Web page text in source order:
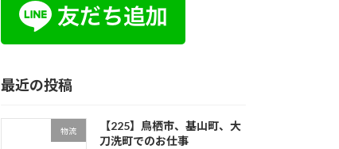
最近の投稿
物流
【225】鳥栖市、基山町、大
刀洗町でのお仕事